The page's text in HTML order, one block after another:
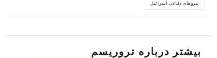
نیروهای دفاعی اسرائیل
بیشتر درباره تروریسم